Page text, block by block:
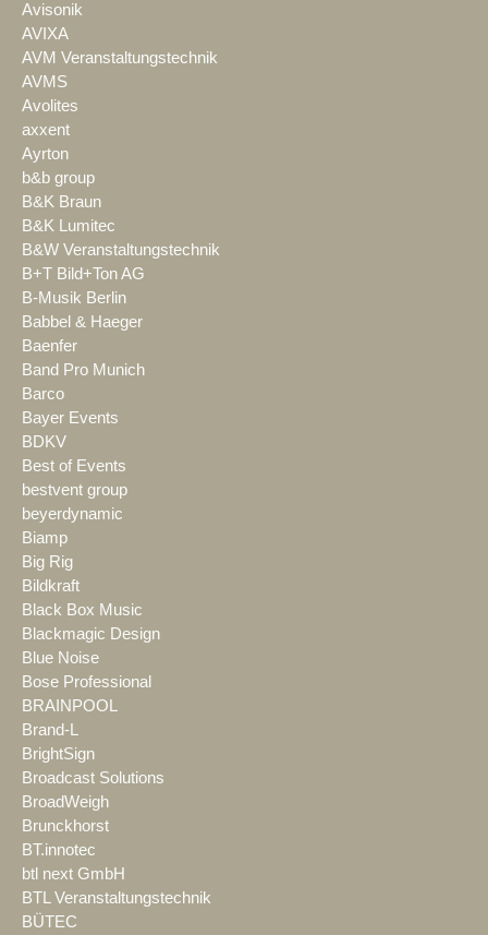
Avisonik
AVIXA
AVM Veranstaltungstechnik
AVMS
Avolites
axxent
Ayrton
b&b group
B&K Braun
B&K Lumitec
B&W Veranstaltungstechnik
B+T Bild+Ton AG
B-Musik Berlin
Babbel & Haeger
Baenfer
Band Pro Munich
Barco
Bayer Events
BDKV
Best of Events
bestvent group
beyerdynamic
Biamp
Big Rig
Bildkraft
Black Box Music
Blackmagic Design
Blue Noise
Bose Professional
BRAINPOOL
Brand-L
BrightSign
Broadcast Solutions
BroadWeigh
Brunckhorst
BT.innotec
btl next GmbH
BTL Veranstaltungstechnik
BÜTEC